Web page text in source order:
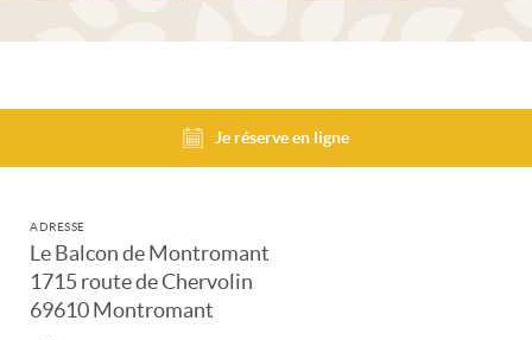
Je réserve en ligne
ADRESSE
Le Balcon de Montromant
1715 route de Chervolin
69610 Montromant